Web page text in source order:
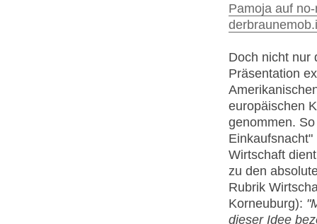
Pamoja auf
Doch nicht nur
Präsentation
europäischen
genommen.
Wirtschaft
zu den
Rubrik
Korneuburg):
dieser Idee